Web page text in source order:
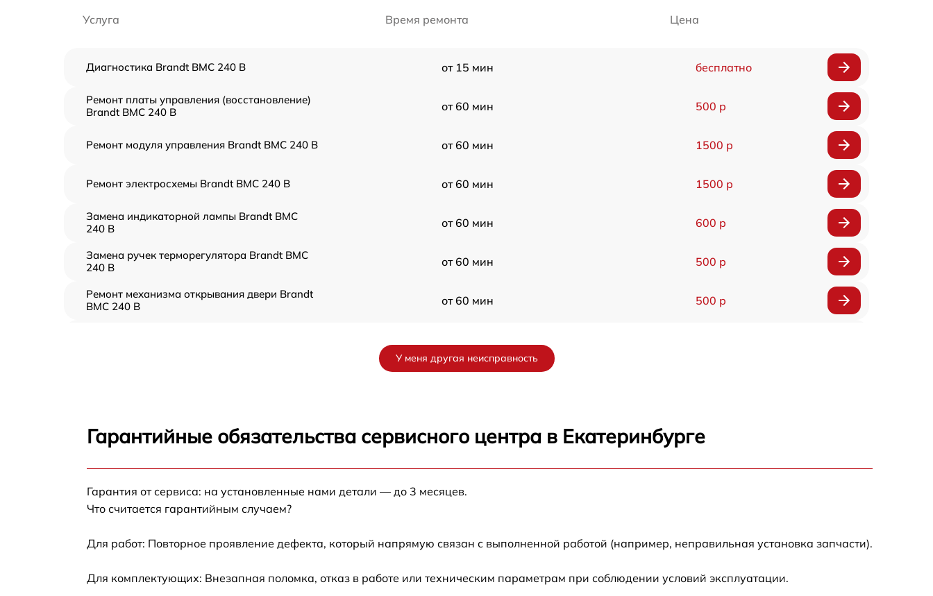
Услуга Время ремонта Цена
Диагностика Brandt BMC 240 B от 15 мин бесплатно
Ремонт платы управления (восстановление)
Brandt BMC 240 B
от 60 мин 500 р
Ремонт модуля управления Brandt BMC 240 B от 60 мин 1500 р
Ремонт электросхемы Brandt BMC 240 B от 60 мин 1500 р
Замена индикаторной лампы Brandt BMC
240 B
от 60 мин 600 р
Замена ручек терморегулятора Brandt BMC
240 B
от 60 мин 500 р
Ремонт механизма открывания двери Brandt
BMC 240 B
от 60 мин 500 р
Замена термодатчика Brandt BMC 240 B от 60 мин
B
У меня другая неисправность
Гарантийные обязательства сервисного центра в Екатеринбурге
Гарантия от сервиса: на установленные нами детали — до 3 месяцев.
Что считается гарантийным случаем?
Для работ: Повторное проявление дефекта, который напрямую связан с выполненной работой (например, неправильная установка запчасти).
Для комплектующих: Внезапная поломка, отказ в работе или техническим параметрам при соблюдении условий эксплуатации.